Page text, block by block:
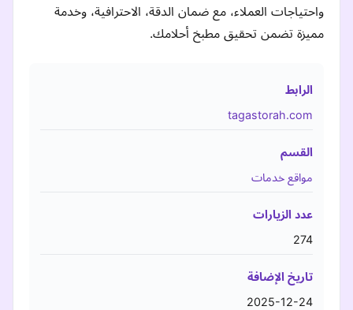
واحتياجات العملاء، مع ضمان الدقة، الاحترافية، وخدمة
مميزة تضمن تحقيق مطبخ أحلامك.
الرابط
tagastorah.com
القسم
مواقع خدمات
عدد الزيارات
274
تاريخ الإضافة
2025-12-24